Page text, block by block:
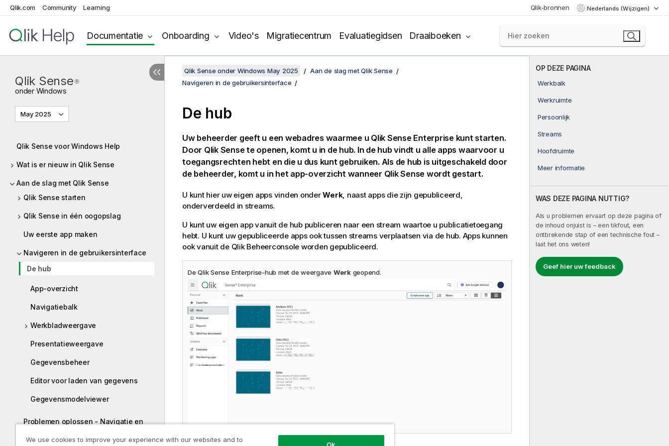
Qlik.com Community Learning Qlik-bronnen Nederlands (Wijzigen)
Documentatie Onboarding Video's Migratiecentrum Evaluatiegidsen Draaiboeken
Qlik Sense ®
onder Windows
May 2025
Qlik Sense voor Windows Help
Wat is er nieuw in Qlik Sense
Aan de slag met Qlik Sense
Qlik Sense starten
Qlik Sense in één oogopslag
Uw eerste app maken
Navigeren in de gebruikersinterface
De hub
App-overzicht
Navigatiebalk
Werkbladweergave
Presentatieweergave
Gegevensbeheer
Editor voor laden van gegevens
Gegevensmodelviewer
Problemen oplossen - Navigatie en
OP DEZE PAGINA
Werkbalk
Werkruimte
Persoonlijk
Streams
Hoofdruimte
Meer informatie
WAS DEZE PAGINA NUTTIG?
Als u problemen ervaart op deze pagina of
de inhoud onjuist is – een tikfout, een
ontbrekende stap of een technische fout –
laat het ons weten!
Geef hier uw feedback
Qlik Sense onder Windows May 2025
Aan de slag met Qlik Sense
Navigeren in de gebruikersinterface
De hub
Uw beheerder geeft u een webadres waarmee u Qlik Sense Enterprisekunt starten.
Door Qlik Sensete openen, komt u in de hub. In de hub vindt u alle apps waarvoor u
toegangsrechten hebt en die u dus kunt gebruiken. Als de hub is uitgeschakeld door
de beheerder, komt u in het app-overzicht wanneer Qlik Sense wordt gestart.
U kunt hier uw eigen apps vinden onderWerk, naast apps die zijn gepubliceerd,
onderverdeeld in streams.
U kunt uw eigen app vanuit de hub publiceren naar een stream waartoe u publicatietoegang
hebt. U kunt uw gepubliceerde apps ook tussen streams verplaatsen via de hub. Apps kunnen
ook vanuit de Qlik Beheerconsole worden gepubliceerd.
DeQlik Sense Enterprise-hub met de weergave Werkgeopend.
We use cookies to improve your experience with our websites and to